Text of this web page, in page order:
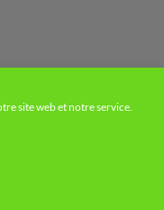
site web et notre service.